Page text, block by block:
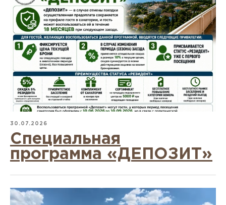
30.07.2026
Специальная
программа «ДЕПОЗИТ»